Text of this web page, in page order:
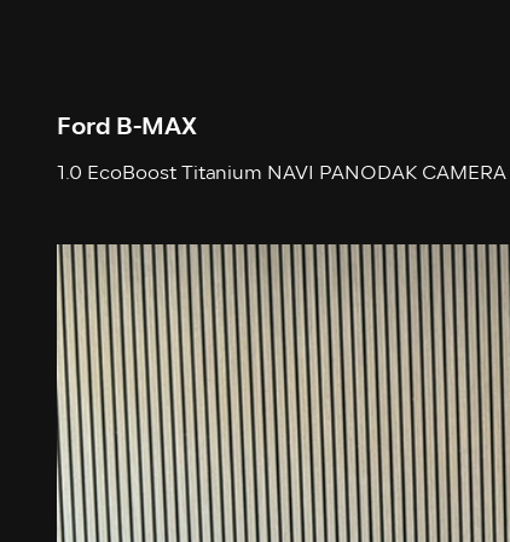
Ford B-MAX
1.0 EcoBoost Titanium NAVI PANODAK